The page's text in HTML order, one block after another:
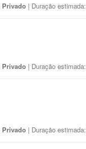
Privado | Duração estimada:
Privado | Duração estimada:
Privado | Duração estimada: